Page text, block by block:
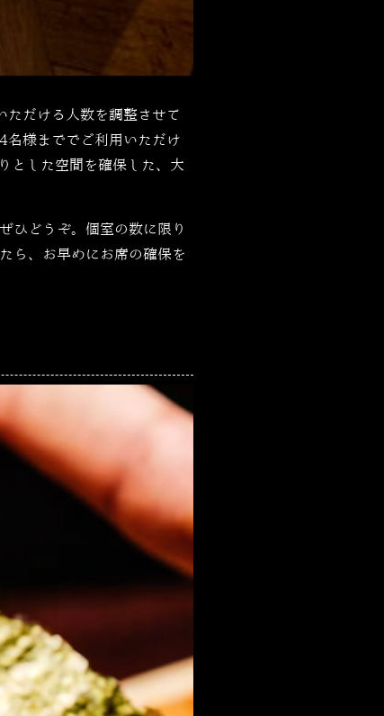
ただける人数を調整させて
名様まででご利用いただけ
とした空間を確保した、大
ひどうぞ。個室の数に限り
ら、お早めにお席の確保を